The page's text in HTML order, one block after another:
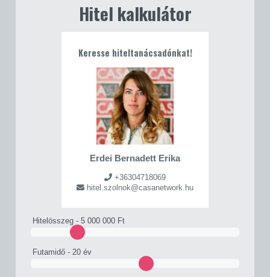
Hitel kalkulátor
Keresse hiteltanácsadónkat!
Erdei Bernadett Erika
+36304718069
hitel.szolnok@casanetwork.hu
Hitelösszeg -5 000 000 Ft
Futamidő - 20 év